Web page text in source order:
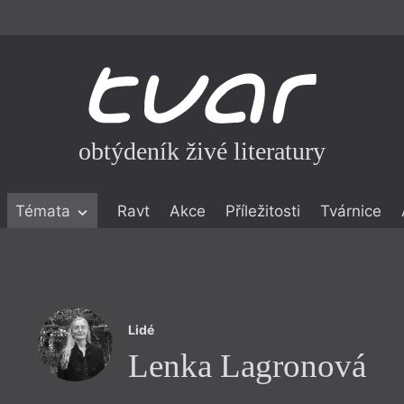
obtýdeník živé literatury
Témata Ravt Akce Příležitosti Tvárnice
Lidé
Lenka Lagronová